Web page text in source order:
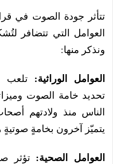
تتأثر جودة الصوت في
العوامل التي تتضافر
ونذكر منها:
العوامل الوراثية: تلعب
تحديد خامة الصوت
الناس منذ ولادتهم
يتميّز آخرون بخامةٍ صوتيةٍ
العوامل الصحية: تؤثر